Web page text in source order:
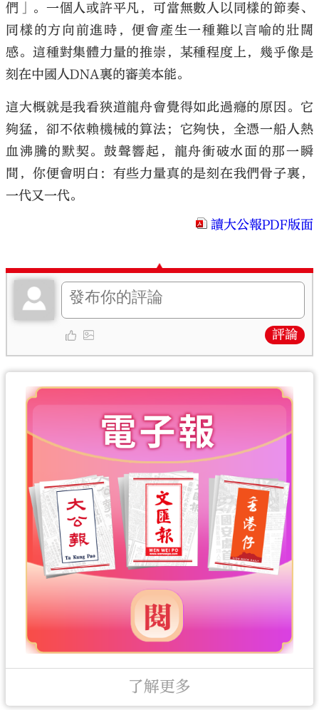
們」。一個人或許平凡，可當無數人以同樣的節奏、
同樣的方向前進時，便會產生一種難以言喻的壯闊
感。這種對集體力量的推崇，某種程度上，幾乎像是
刻在中國人DNA裏的審美本能。
這大概就是我看狹道龍舟會覺得如此過癮的原因。它
夠猛，卻不依賴機械的算法；它夠快，全憑一船人熱
血沸騰的默契。鼓聲響起，龍舟衝破水面的那一瞬
間，你便會明白：有些力量真的是刻在我們骨子裏，
一代又一代。
讀大公報PDF版面
評論
了解更多